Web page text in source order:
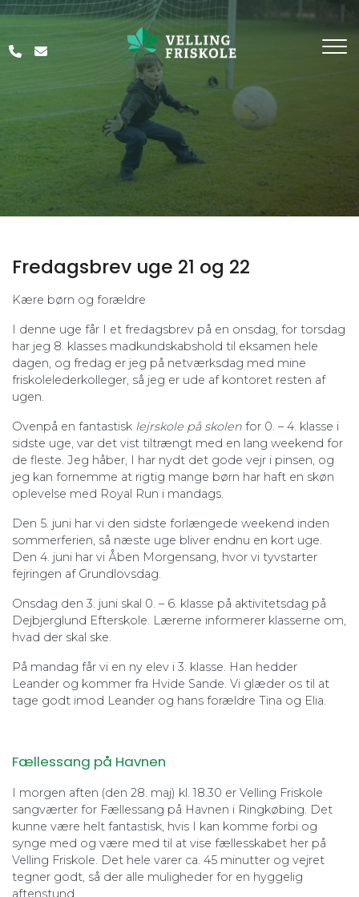
Gå
hovedindhold
Fredagsbrev uge 21 og 22
Kære børn og forældre
I denne uge får I et fredagsbrev på en onsdag, for torsdag
har jeg 8. klasses madkundskabshold til eksamen hele
dagen, og fredag er jeg på netværksdag med mine
friskolelederkolleger, så jeg er ude af kontoret resten af
ugen.
Ovenpå en fantastisk lejrskole på skolen for 0. – 4. klasse i
sidste uge, var det vist tiltrængt med en lang weekend for
de fleste. Jeg håber, I har nydt det gode vejr i pinsen, og
jeg kan fornemme at rigtig mange børn har haft en skøn
oplevelse med Royal Run i mandags.
Den 5. juni har vi den sidste forlængede weekend inden
sommerferien, så næste uge bliver endnu en kort uge.
Den 4. juni har vi Åben Morgensang, hvor vi tyvstarter
fejringen af Grundlovsdag.
Onsdag den 3. juni skal 0. – 6. klasse på aktivitetsdag på
Dejbjerglund Efterskole. Lærerne informerer klasserne om,
hvad der skal ske.
På mandag får vi en ny elev i 3. klasse. Han hedder
Leander og kommer fra Hvide Sande. Vi glæder os til at
tage godt imod Leander og hans forældre Tina og Elia.
Fællessang på Havnen
I morgen aften (den 28. maj) kl. 18.30 er Velling Friskole
sangværter for Fællessang på Havnen i Ringkøbing. Det
kunne være helt fantastisk, hvis I kan komme forbi og
synge med og være med til at vise fællesskabet her på
Velling Friskole. Det hele varer ca. 45 minutter og vejret
tegner godt, så der alle muligheder for en hyggelig
aftenstund.